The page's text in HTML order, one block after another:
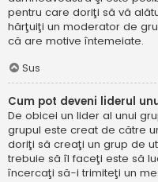
pentru care doriţi să vă
hărţuiţi un moderator de
că are motive întemeiate.
Sus
Cum pot deveni liderul
De obicei un lider al unui
grupul este creat de către
doriţi să creaţi un grup de
trebuie să îl faceţi este să
încercaţi să-i trimiteţi un